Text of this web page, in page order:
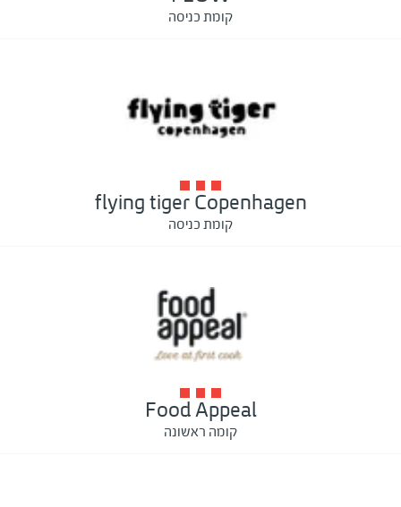
קומת כניסה
flying tiger Copenhagen
קומת כניסה
Food Appeal
קומה ראשונה